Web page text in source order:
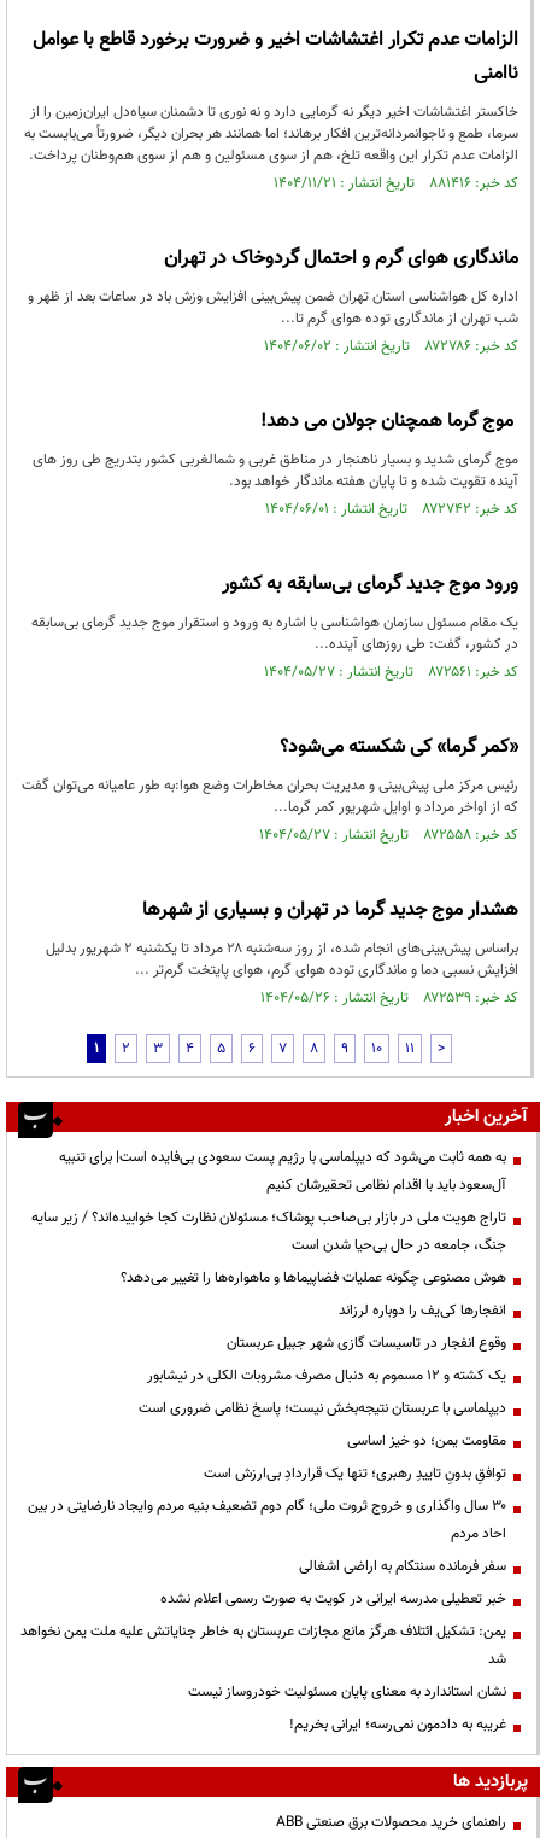
الزامات عدم تکرار اغتشاشات اخیر و ضرورت برخورد قاطع با عوامل
ناامنی
خاکستر اغتشاشات اخیر دیگر نه گرمایی دارد و نه نوری تا دشمنان سیاه‌دل ایران‌زمین را از
سرما، طمع و ناجوانمردانه‌ترین افکار برهاند؛ اما همانند هر بحران دیگر، ضرورتاً می‌بایست به
الزامات عدم تکرار این واقعه تلخ، هم از سوی مسئولین و هم از سوی هم‌وطنان پرداخت.
کد خبر: ۸۸۱۴۱۶ تاریخ انتشار : ۱۴۰۴/۱۱/۲۱
ماندگاری هوای گرم و احتمال گردوخاک در تهران
اداره کل هواشناسی استان تهران ضمن پیش‌بینی افزایش وزش باد در ساعات بعد از ظهر و
شب تهران از ماندگاری توده هوای گرم تا...
کد خبر: ۸۷۲۷۸۶ تاریخ انتشار : ۱۴۰۴/۰۶/۰۲
موج گرما همچنان جولان می دهد!
موج گرمای شدید و بسیار ناهنجار در مناطق غربی و شمالغربی کشور بتدریج طی روز های
آینده تقویت شده و تا پایان هفته ماندگار خواهد بود.
کد خبر: ۸۷۲۷۴۲ تاریخ انتشار : ۱۴۰۴/۰۶/۰۱
ورود موج جدید گرمای بی‌سابقه به کشور
یک مقام مسئول سازمان هواشناسی با اشاره به ورود و استقرار موج جدید گرمای بی‌سابقه
در کشور، گفت: طی روزهای آینده...
کد خبر: ۸۷۲۵۶۱ تاریخ انتشار : ۱۴۰۴/۰۵/۲۷
«کمر گرما» کی شکسته می‌شود؟
رئیس مرکز ملی پیش‌بینی و مدیریت بحران مخاطرات وضع هوا:به طور عامیانه می‌توان گفت
که از اواخر مرداد و اوایل شهریور کمر گرما...
کد خبر: ۸۷۲۵۵۸ تاریخ انتشار : ۱۴۰۴/۰۵/۲۷
هشدار موج جدید گرما در تهران و بسیاری از شهرها
براساس پیش‌بینی‌های انجام شده، از روز سه‌شنبه ۲۸ مرداد تا یکشنبه ۲ شهریور بدلیل
افزایش نسبی دما و ماندگاری توده هوای گرم، هوای پایتخت گرم‌تر ...
کد خبر: ۸۷۲۵۳۹ تاریخ انتشار : ۱۴۰۴/۰۵/۲۶
1 2 3 4 5 6 7 8 9 10 11 >
آخرین اخبار
به همه ثابت می‌شود که دیپلماسی با رژیم پست سعودی بی‌فایده است| برای تنبیه
آل‌سعود باید با اقدام نظامی تحقیرشان کنیم
تاراج هویت ملی در بازار بی‌صاحب پوشاک؛ مسئولان نظارت کجا خوابیده‌اند؟ / زیر سایه
جنگ، جامعه در حال بی‌حیا شدن است
هوش مصنوعی چگونه عملیات فضاپیماها و ماهواره‌ها را تغییر می‌دهد؟
انفجارها کی‌یف را دوباره لرزاند
وقوع انفجار در تاسیسات گازی شهر جبیل عربستان
یک کشته و ۱۲ مسموم به دنبال مصرف مشروبات الکلی در نیشابور
دیپلماسی با عربستان نتیجه‌بخش نیست؛ پاسخ نظامی ضروری است
مقاومت یمن؛ دو خیز اساسی
توافقِ بدونِ تاییدِ رهبری؛ تنها یک قراردادِ بی‌ارزش است
۳۰ سال واگذاری و خروج ثروت ملی؛ گام دوم تضعیف بنیه مردم وایجاد نارضایتی در بین
احاد مردم
سفر فرمانده سنتکام به اراضی اشغالی
خبر تعطیلی مدرسه ایرانی در کویت به صورت رسمی اعلام نشده
یمن: تشکیل ائتلاف هرگز مانع مجازات عربستان به خاطر جنایاتش علیه ملت یمن نخواهد
شد
نشان استاندارد به معنای پایان مسئولیت خودروساز نیست
غریبه به دادمون نمی‌رسه؛ ایرانی بخریم!
پربازدید ها
راهنمای خرید محصولات برق صنعتی ABB